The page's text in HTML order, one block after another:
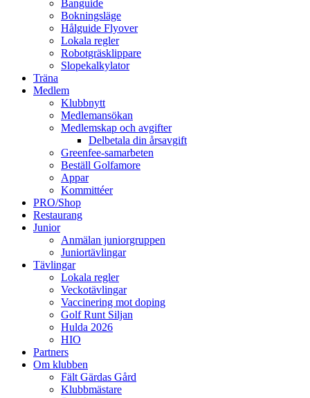
Banguide
Bokningsläge
Hålguide Flyover
Lokala regler
Robotgräsklippare
Slopekalkylator
Träna
Medlem
Klubbnytt
Medlemansökan
Medlemskap och avgifter
Delbetala din årsavgift
Greenfee-samarbeten
Beställ Golfamore
Appar
Kommittéer
PRO/Shop
Restaurang
Junior
Anmälan juniorgruppen
Juniortävlingar
Tävlingar
Lokala regler
Veckotävlingar
Vaccinering mot doping
Golf Runt Siljan
Hulda 2026
HIO
Partners
Om klubben
Fält Gärdas Gård
Klubbmästare